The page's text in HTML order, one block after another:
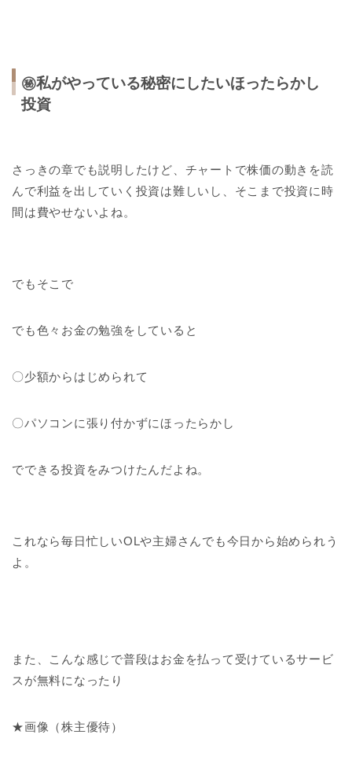
㊙私がやっている秘密にしたいほったらかし
投資
さっきの章でも説明したけど、チャートで株価の動きを読
んで利益を出していく投資は難しいし、そこまで投資に時
間は費やせないよね。
でもそこで
でも色々お金の勉強をしていると
〇少額からはじめられて
〇パソコンに張り付かずにほったらかし
でできる投資をみつけたんだよね。
これなら毎日忙しいOLや主婦さんでも今日から始められう
よ。
また、こんな感じで普段はお金を払って受けているサービ
スが無料になったり
★画像（株主優待）